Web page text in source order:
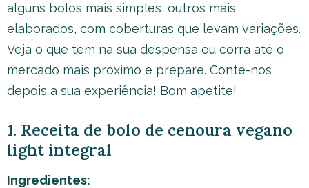
alguns bolos mais simples, outros mais
elaborados, com coberturas que levam variações.
Veja o que tem na sua despensa ou corra até o
mercado mais próximo e prepare. Conte-nos
depois a sua experiência! Bom apetite!
1. Receita de bolo de cenoura vegano
light integral
Ingredientes: